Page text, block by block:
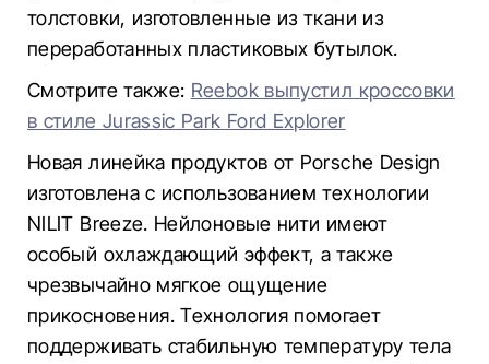
толстовки, изготовленные из ткани из
переработанных пластиковых бутылок.
Смотрите также: Reebok выпустил кроссовки
в стиле Jurassic Park Ford Explorer
Новая линейка продуктов от Porsche Design
изготовлена ​​с использованием технологии
NILIT Breeze. Нейлоновые нити имеют
особый охлаждающий эффект, а также
чрезвычайно мягкое ощущение
прикосновения. Технология помогает
поддерживать стабильную температуру тела